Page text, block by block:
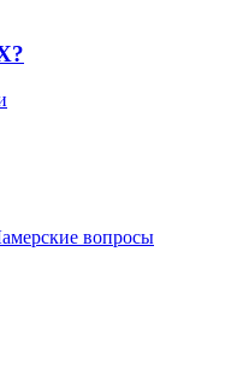
вопросы